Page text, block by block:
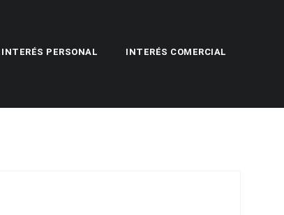
INTERÉS PERSONAL INTERÉS COMERCIAL